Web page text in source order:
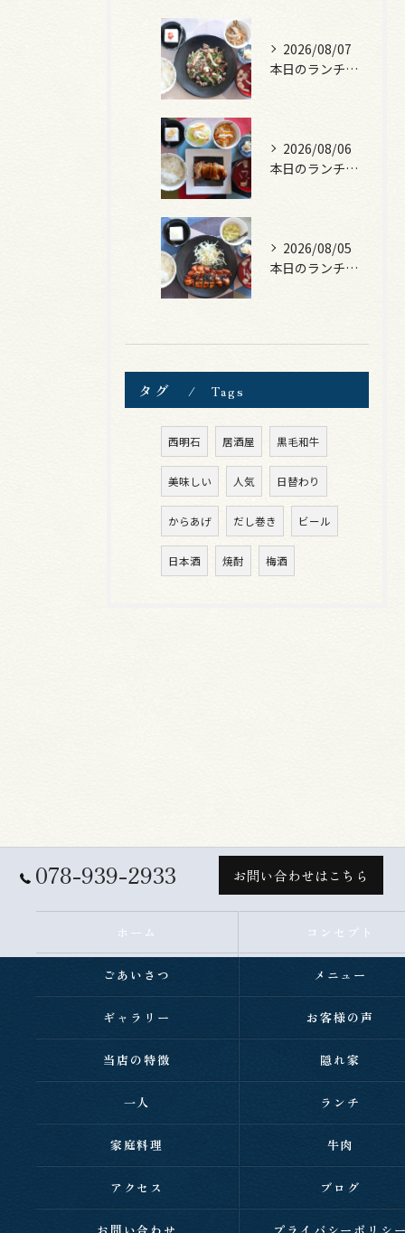
2026/08/07
本日のランチは、黒毛和牛のチャプチェ！
2026/08/06
本日のランチは、照焼きチキン！
2026/08/05
本日のランチは、ロース豚カツ梅はさみ！
タグ Tags
西明石 居酒屋 黒毛和牛
美味しい 人気 日替わり
からあげ だし巻き ビール
日本酒 焼酎 梅酒
078-939-2933 お問い合わせはこちら
ホーム コンセプト
ごあいさつ メニュー
ギャラリー お客様の声
当店の特徴 隠れ家
一人 ランチ
家庭料理 牛肉
アクセス ブログ